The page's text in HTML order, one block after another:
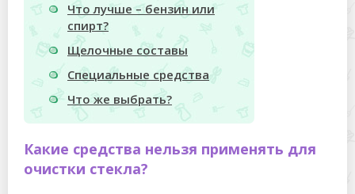
Что лучше – бензин или
спирт?
Щелочные составы
Специальные средства
Что же выбрать?
Какие средства нельзя применять для
очистки стекла?